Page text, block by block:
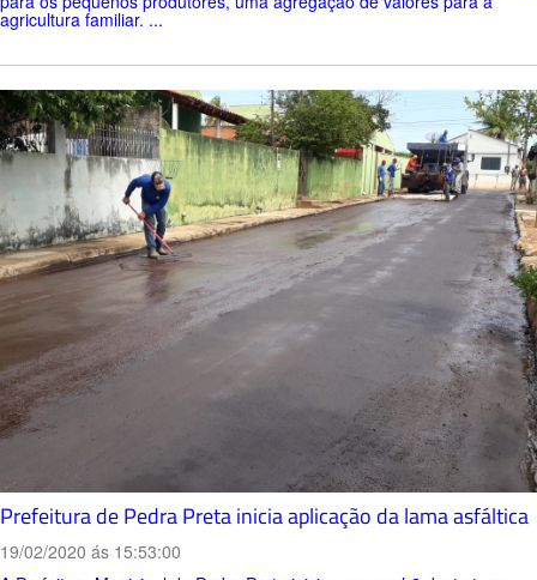
agricultura familiar. ...
Prefeitura de Pedra Preta inicia aplicação da lama asfáltica
19/02/2020 ás 15:53:00